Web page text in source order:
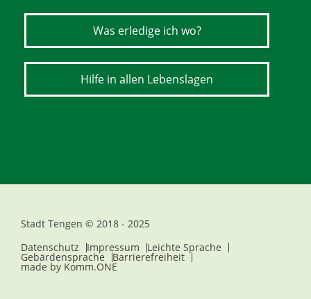
Was erledige ich wo?
Hilfe in allen Lebenslagen
Stadt Tengen © 2018 - 2025
Datenschutz
Impressum Leichte Sprache
Gebärdensprache Barrierefreiheit
made by Komm.ONE